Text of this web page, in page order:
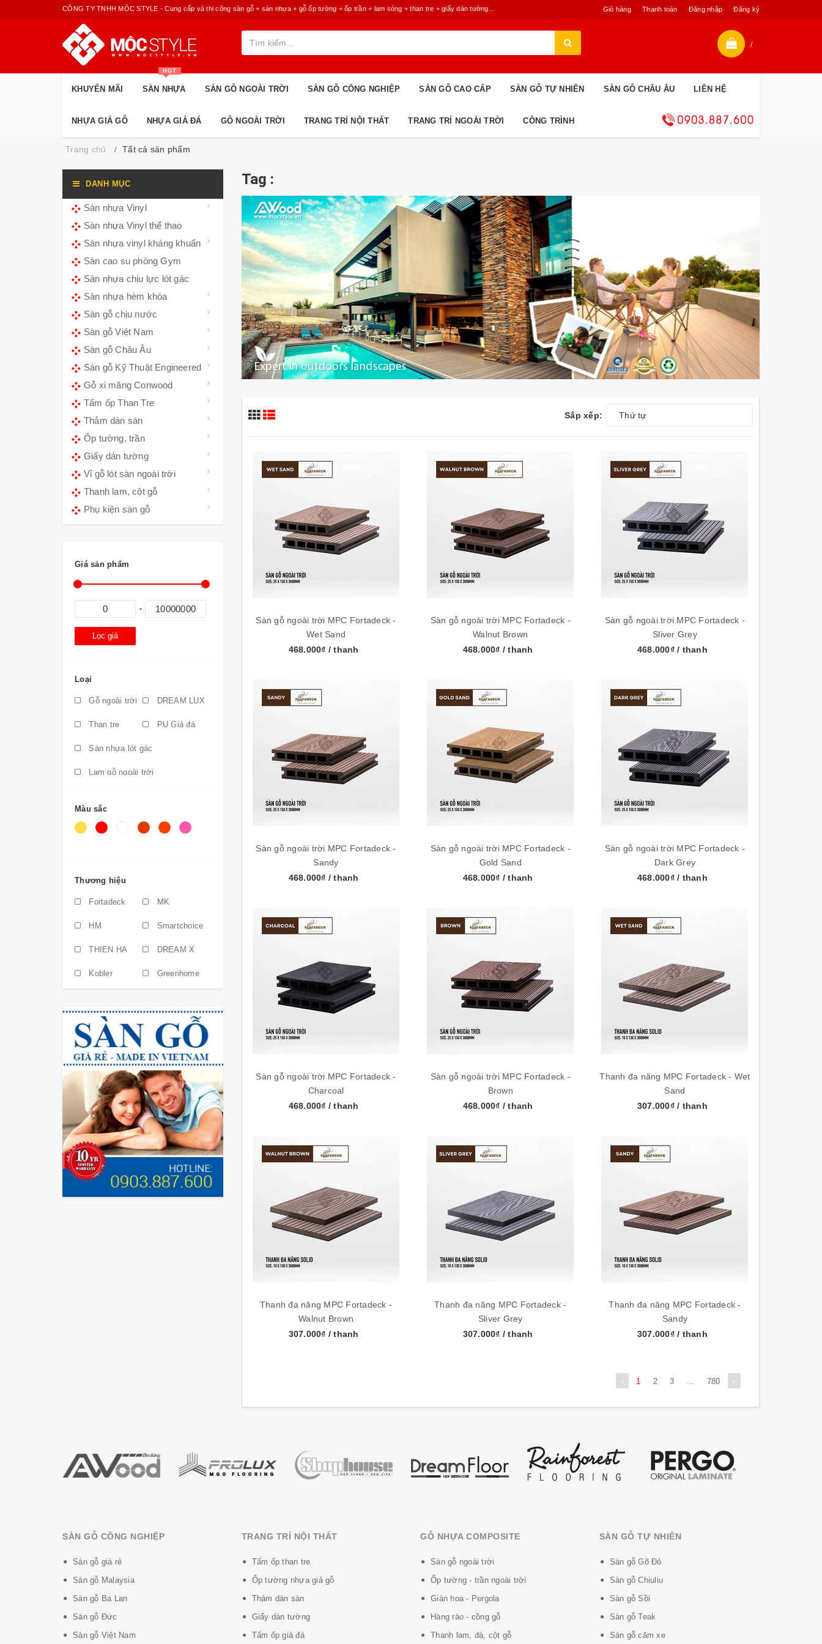
Giỏ hàng Thanh toán Đăng nhập Đăng ký
CÔNG TY TNHH MỘC STYLE - Cung cấp và thi công sàn gỗ + sàn nhựa + gỗ ốp tường + ốp trần + lam sóng + than tre + giấy dán tường...
/
KHUYẾN MÃI SÀN NHỰA
HOT
SÀN GỖ NGOÀI TRỜI SÀN GỖ CÔNG NGHIỆP SÀN GỖ CAO CẤP SÀN GỖ TỰ NHIÊN SÀN GỖ CHÂU ÂU LIÊN HỆ
NHỰA GIẢ GỖ NHỰA GIẢ ĐÁ GỖ NGOÀI TRỜI TRANG TRÍ NỘI THẤT TRANG TRÍ NGOÀI TRỜI CÔNG TRÌNH
Trang chủ Tất cả sản phẩm
DANH MỤC
Sàn nhựa Vinyl
Sàn nhựa Vinyl thể thao
Sàn nhựa vinyl kháng khuẩn
Sàn cao su phòng Gym
Sàn nhựa chịu lực lót gác
Sàn nhựa hèm khóa
Sàn gỗ chịu nước
Sàn gỗ Việt Nam
Sàn gỗ Châu Âu
Sàn gỗ Kỹ Thuật Engineered
Gỗ xi măng Conwood
Tấm ốp Than Tre
Thảm dán sàn
Ốp tường, trần
Giấy dán tường
Vỉ gỗ lót sàn ngoài trời
Thanh lam, cột gỗ
Phụ kiện sàn gỗ
Giá sản phẩm
Lọc giá
Loại
Gỗ ngoài trời DREAM LUX
Than tre PU Giả đá
Sàn nhựa lót gác
Lam gỗ ngoài trời
Sàn cao su
Sàn gỗ công nghiệp
SÀN GỖ CONWOOD
Sàn gỗ Thổ Nhĩ Kì
GỖ XI MĂNG CONWOOD
Tranh dán tường
KEO DÁN SÀN NHỰA
SÀN GỖ KĨ THUẬT
gỗ thông Pallet
Sàn gỗ Thái Lan
Domestic Extra
Sàn nhựa hèm khóa
Sàn gỗ khuyến mãi
Sàn gỗ Bỉ
Màu sắc
Thương hiệu
Fortadeck MK
HM Smartchoice
THIEN HA DREAM X
Kobler Greenhome
DREAM PROLUX
THANG TIEN PLASTIC
EXwood Dream Lucky
3K ART Ultra PVC
DREAM WOOD
Gerflor YAME
F8 MSFloor
Kaindl Matfloor
iWood NICE
THE EIGHT
STONE-NATURAL
REGINA
Tag :
Sắp xếp: Thứ tự
Sàn gỗ ngoài trời MPC Fortadeck -
Wet Sand
468.000₫ / thanh
Sàn gỗ ngoài trời MPC Fortadeck -
Walnut Brown
468.000₫ / thanh
Sàn gỗ ngoài trời MPC Fortadeck -
Sliver Grey
468.000₫/ thanh
Sàn gỗ ngoài trời MPC Fortadeck -
Sandy
468.000₫ / thanh
Sàn gỗ ngoài trời MPC Fortadeck -
Gold Sand
468.000₫ / thanh
Sàn gỗ ngoài trời MPC Fortadeck -
Dark Grey
468.000₫/ thanh
Sàn gỗ ngoài trời MPC Fortadeck -
Charcoal
468.000₫ / thanh
Sàn gỗ ngoài trời MPC Fortadeck -
Brown
468.000₫ / thanh
Thanh đa năng MPC Fortadeck - Wet
Sand
307.000₫/ thanh
Thanh đa năng MPC Fortadeck -
Walnut Brown
307.000₫ / thanh
Thanh đa năng MPC Fortadeck -
Sliver Grey
307.000₫ / thanh
Thanh đa năng MPC Fortadeck -
Sandy
307.000₫/ thanh
1 2 3 780
SÀN GỖ CÔNG NGHIỆP
Sàn gỗ giá rẻ
Sàn gỗ Malaysia
Sàn gỗ Ba Lan
Sàn gỗ Đức
Sàn gỗ Việt Nam
TRANG TRÍ NỘI THẤT
Tấm ốp than tre
Ốp tường nhựa giả gỗ
Thảm dán sàn
Giấy dán tường
Tấm ốp giả đá
GỖ NHỰA COMPOSITE
Sàn gỗ ngoài trời
Ốp tường - trần ngoài trời
Giàn hoa - Pergola
Hàng rào - cồng gỗ
Thanh lam, đà, cột gỗ
SÀN GỖ TỰ NHIÊN
Sàn gỗ Gõ Đỏ
Sàn gỗ Chiuliu
Sàn gỗ Sồi
Sàn gỗ Teak
Sàn gỗ căm xe